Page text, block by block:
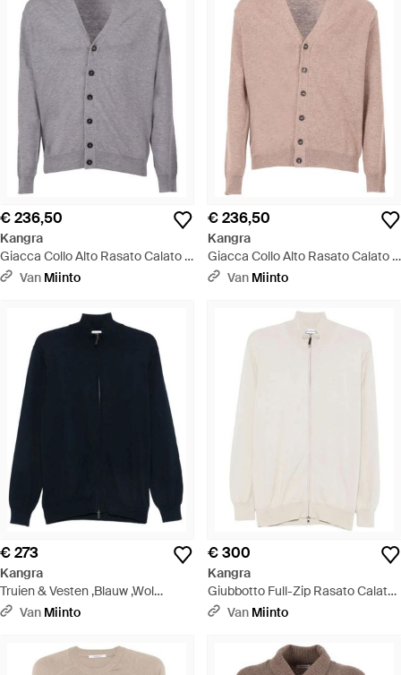
€ 236,50
Kangra
Giacca Collo Alto Rasato Calato -
GrijsVan Miinto
€ 236,50
Kangra
Giacca Collo Alto Rasato Calato -
RozeVan Miinto
€ 273
Kangra
Truien & Vesten ,Blauw ,Wol
Giubbotto Full-Zip Rasato Calato
Van Miinto
€ 300
Kangra
Giubbotto Full-Zip Rasato Calato
- WitVan Miinto